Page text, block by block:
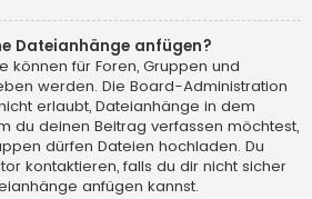
Dateianhänge anfügen?
können für Foren, Gruppen und
werden. Die Board-Administration
erlaubt, Dateianhänge in dem
du deinen Beitrag verfassen möchtest,
dürfen Dateien hochladen. Du
kontaktieren, falls du dir nicht sicher
anfügen kannst.